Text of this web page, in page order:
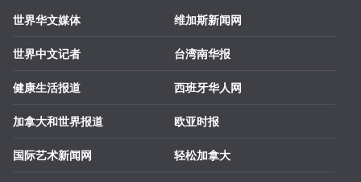
世界华文媒体
世界中文记者
健康生活报道
加拿大和世界报道
国际艺术新闻网
维加斯新闻网
台湾南华报
西班牙华人网
欧亚时报
轻松加拿大